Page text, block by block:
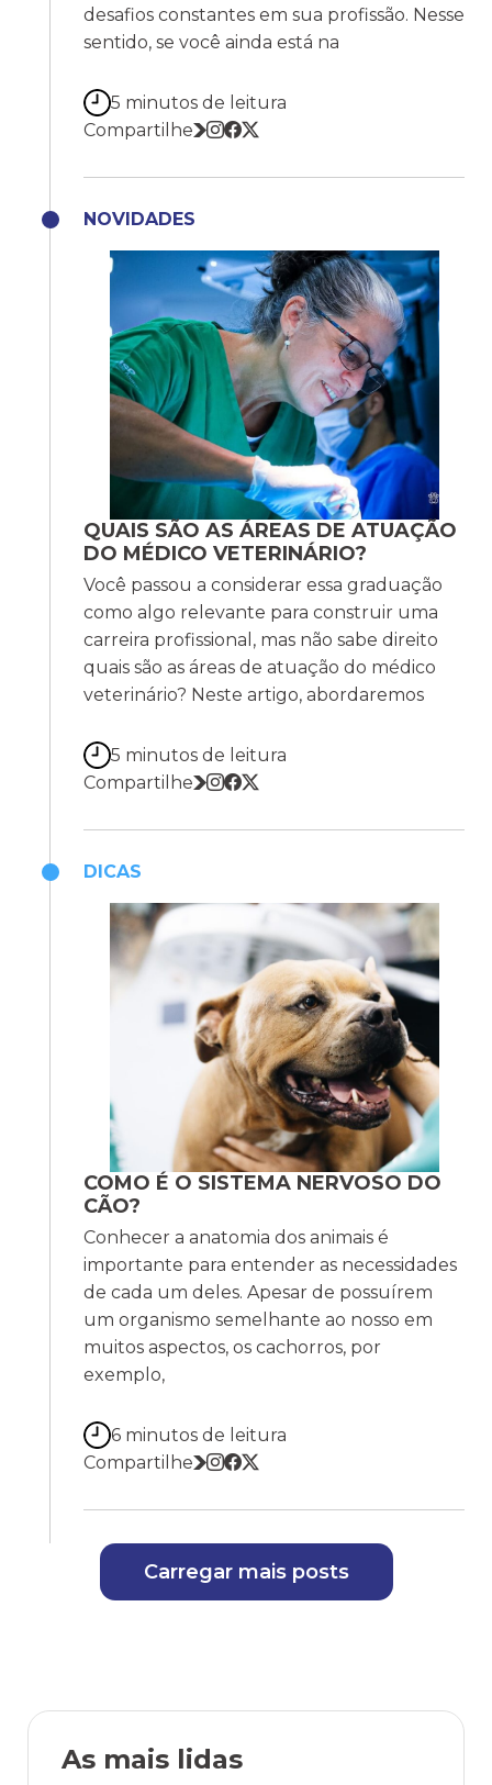
desafios constantes em sua profissão. Nesse
sentido, se você ainda está na
5 minutos de leitura
Compartilhe
NOVIDADES
QUAIS SÃO AS ÁREAS DE ATUAÇÃO
DO MÉDICO VETERINÁRIO?
Você passou a considerar essa graduação
como algo relevante para construir uma
carreira profissional, mas não sabe direito
quais são as áreas de atuação do médico
veterinário? Neste artigo, abordaremos
5 minutos de leitura
Compartilhe
DICAS
COMO É O SISTEMA NERVOSO DO
CÃO?
Conhecer a anatomia dos animais é
importante para entender as necessidades
de cada um deles. Apesar de possuírem
um organismo semelhante ao nosso em
muitos aspectos, os cachorros, por
exemplo,
6 minutos de leitura
Compartilhe
Carregar mais posts
As mais lidas